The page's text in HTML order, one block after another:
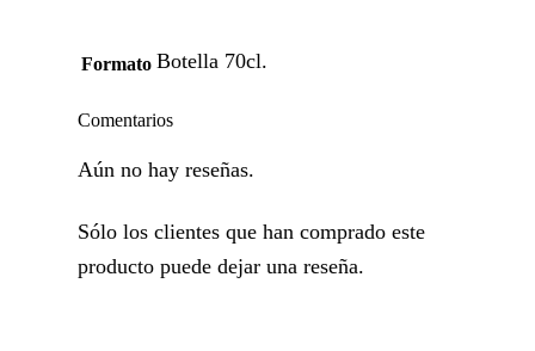
Formato Botella 70cl.
Comentarios
Aún no hay reseñas.
Sólo los clientes que han comprado este
producto puede dejar una reseña.